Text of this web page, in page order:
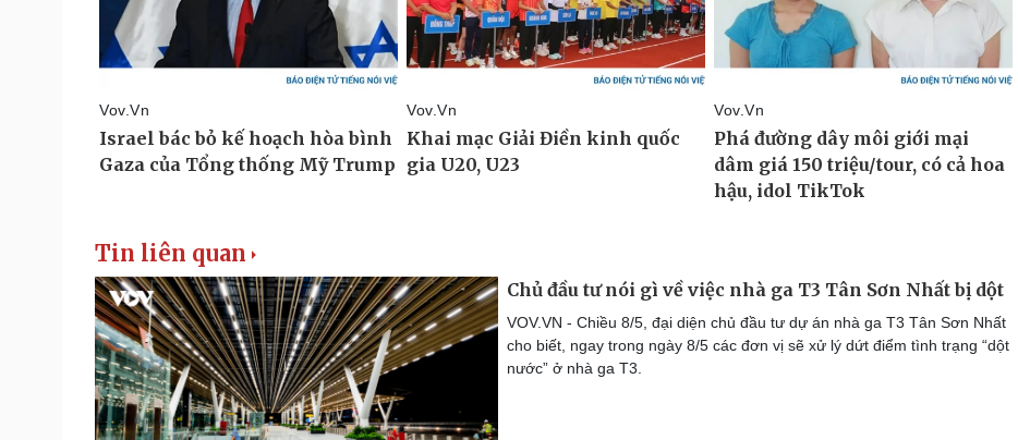
Tin liên quan
Chủ đầu tư nói gì về việc nhà ga T3 Tân Sơn Nhất bị dột
VOV.VN - Chiều 8/5, đại diện chủ đầu tư dự án nhà ga T3 Tân Sơn Nhất
cho biết, ngay trong ngày 8/5 các đơn vị sẽ xử lý dứt điểm tình trạng “dột
nước” ở nhà ga T3.